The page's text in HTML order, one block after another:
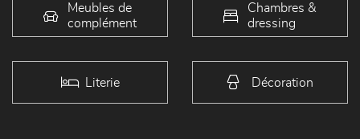
Meubles de
complément
Chambres &
dressing
Literie Décoration